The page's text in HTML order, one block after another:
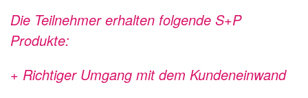
Die Teilnehmer erhalten folgende S+P
Produkte:
+ Richtiger Umgang mit dem Kundeneinwand